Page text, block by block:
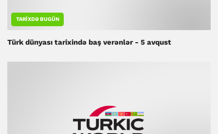
TARIXDƏ BUGÜN
Türk dünyası tarixində baş verənlər - 5 avqust